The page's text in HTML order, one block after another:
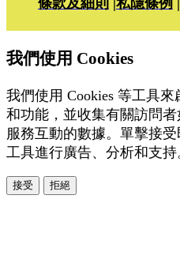
條款及細則 私隱條例
我們使用 Cookies
我們使用 Cookies 等工具
和功能，並收集有關訪問
服務互動的數據。單擊接
工具進行廣告、分析和支持
接受 拒絕